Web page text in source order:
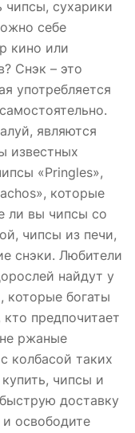
чипсы, сухарики
себе
кино или
Снэк – это
употребляется
являются
известных
«Pringles»,
которые
ли вы чипсы со
чипсы из печи,
снэки. Любители
найдут у
которые богаты
предпочитает
ржаные
колбасой таких
чипсы и
доставку
освободите